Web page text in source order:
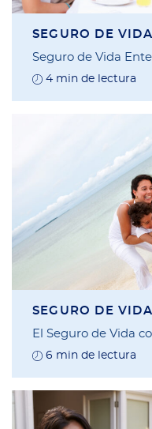
SEGURO DE VIDA
Seguro de Vida
4 min de lectura
SEGURO DE VIDA
El Seguro de Vida
6 min de lectura